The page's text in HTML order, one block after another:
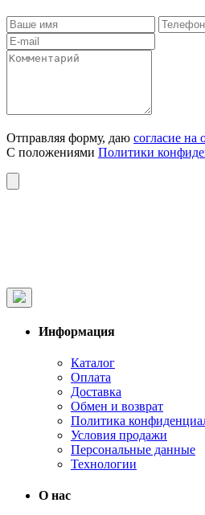
Отправляя форму, даю согласие на
С положениями Политики
Информация
Каталог
Оплата
Доставка
Обмен и возврат
Политика
Условия продажи
Персональные данные
Технологии
О нас